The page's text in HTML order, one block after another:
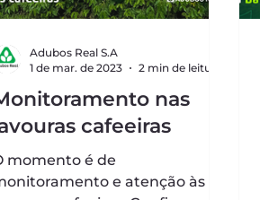
nas
cafeeiras
momento é de
e atenção às
Adubos Real S.A
1 de mar. de 2023